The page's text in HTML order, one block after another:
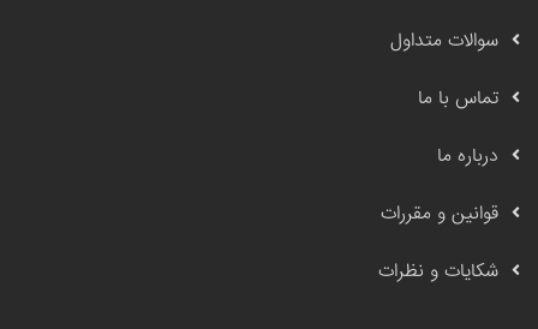
سوالات متداول
تماس با ما
درباره ما
قوانین و مقررات
شکایات و نظرات